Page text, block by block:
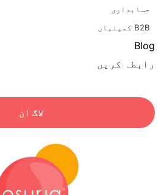
لاگ ان
حسابداری
B2B کمپنیاں
Blog
رابطہ کریں